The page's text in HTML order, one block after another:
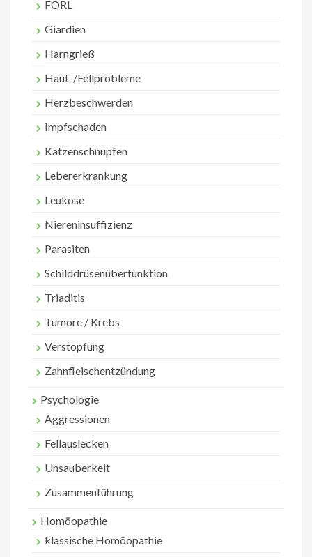
FORL
Giardien
Harngrieß
Haut-/Fellprobleme
Herzbeschwerden
Impfschaden
Katzenschnupfen
Lebererkrankung
Leukose
Niereninsuffizienz
Parasiten
Schilddrüsenüberfunktion
Triaditis
Tumore / Krebs
Verstopfung
Zahnfleischentzündung
Psychologie
Aggressionen
Fellauslecken
Unsauberkeit
Zusammenführung
Homöopathie
klassische Homöopathie